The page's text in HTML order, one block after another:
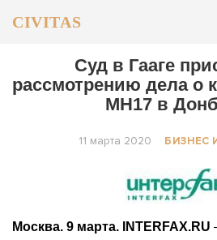
CIVITAS
ОБЩЕСТВО
Суд в Гааге
рассмотрению дела о
MH17 в
11 марта 2020 БИЗНЕС
Москва. 9 марта. INTERFAX.RU